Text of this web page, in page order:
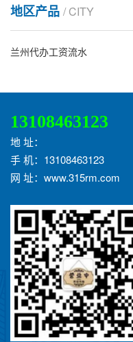
地区产品 / CITY
兰州代办工资流水
13108463123
地 址：
手 机：13108463123
网 址：www.315rm.com